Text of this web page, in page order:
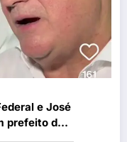
e José
prefeito de